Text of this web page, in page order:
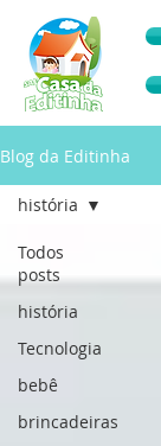
Blog da Editinha
Todos
posts
história
Tecnologia
bebê
brincadeiras
história